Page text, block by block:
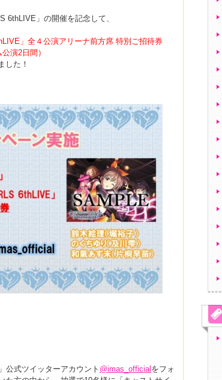
6thLIVE」の開催を記念して、
」全４公演アリーナ前方席 特別ご招待券
演2日間）
した！
公式ツイッターアカウント @imas_official をフォ